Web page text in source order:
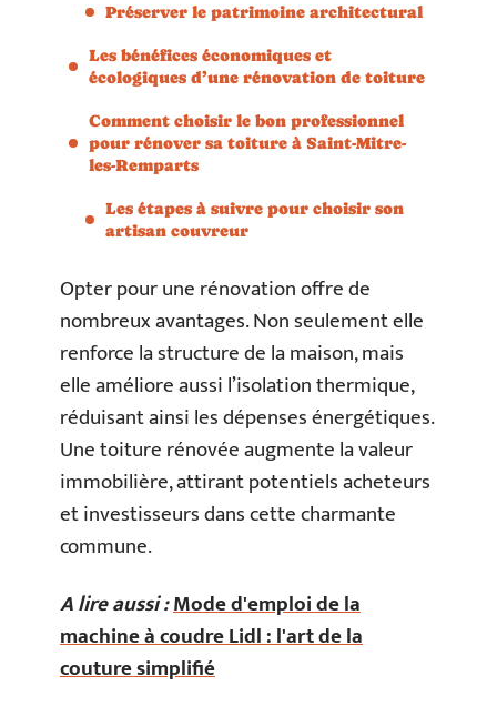
Préserver le patrimoine architectural
Les bénéfices économiques et
écologiques d’une rénovation de toiture
Comment choisir le bon professionnel
pour rénover sa toiture à Saint-Mitre-
les-Remparts
Les étapes à suivre pour choisir son
artisan couvreur
Opter pour une rénovation offre de
nombreux avantages. Non seulement elle
renforce la structure de la maison, mais
elle améliore aussi l’isolation thermique,
réduisant ainsi les dépenses énergétiques.
Une toiture rénovée augmente la valeur
immobilière, attirant potentiels acheteurs
et investisseurs dans cette charmante
commune.
A lire aussi :Mode d'emploi de la
machine à coudre Lidl : l'art de la
couture simplifié